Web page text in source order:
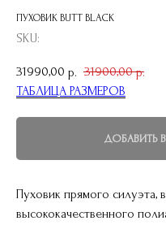
ПУХОВИК BUTT BLACK
SKU:
31990,00 р. 31900,00 р.
ТАБЛИЦА РАЗМЕРОВ
ДОБАВИТЬ
Пуховик прямого силуэта,
высококачественного